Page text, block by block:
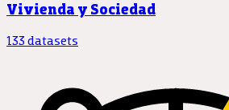
Vivienda y Sociedad
133 datasets